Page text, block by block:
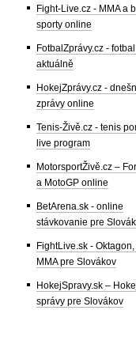
Fight-Live.cz - MMA a
sporty online
FotbalZprávy.cz -
aktuálně
HokejZprávy.cz -
zprávy online
Tenis-Živě.cz - tenis
live program
MotorsportŽivě.cz –
a MotoGP online
BetArena.sk - online
stávkovanie pre
FightLive.sk -
MMA pre Slovákov
HokejSpravy.sk –
správy pre Slovákov